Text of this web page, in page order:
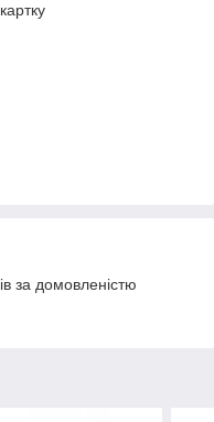
за домовленістю